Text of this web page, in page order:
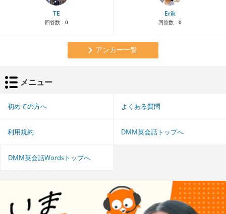
TE
回答数： 0
Erik
回答数： 0
アンカー一覧
メニュー
初めての方へ よくある質問
利用規約 DMM英会話トップへ
DMM英会話Wordsトップへ